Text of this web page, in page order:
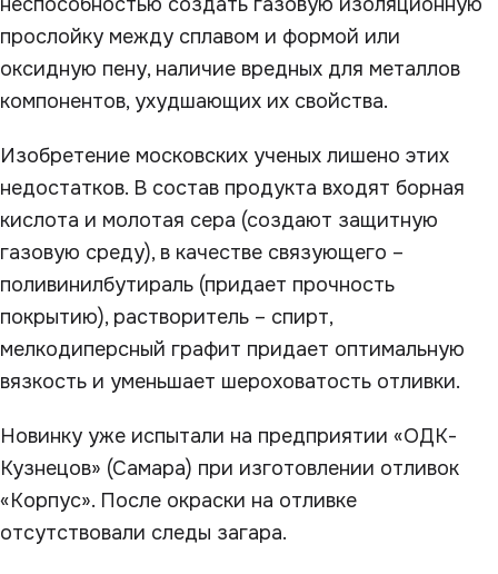
прослойку между сплавом и формой или
оксидную пену, наличие вредных для металлов
компонентов, ухудшающих их свойства.
Изобретение московских ученых лишено этих
недостатков. В состав продукта входят борная
кислота и молотая сера (создают защитную
газовую среду), в качестве связующего –
поливинилбутираль (придает прочность
покрытию), растворитель – спирт,
мелкодиперсный графит придает оптимальную
вязкость и уменьшает шероховатость отливки.
Новинку уже испытали на предприятии «ОДК-
Кузнецов» (Самара) при изготовлении отливок
«Корпус». После окраски на отливке
отсутствовали следы загара.